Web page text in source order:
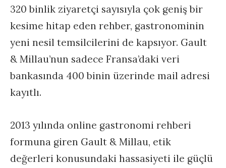
320 binlik ziyaretçi sayısıyla çok geniş bir
kesime hitap eden rehber, gastronominin
yeni nesil temsilcilerini de kapsıyor. Gault
& Millau’nun sadece Fransa’daki veri
bankasında 400 binin üzerinde mail adresi
kayıtlı.
2013 yılında online gastronomi rehberi
formuna giren Gault & Millau, etik
değerleri konusundaki hassasiyeti ile güçlü